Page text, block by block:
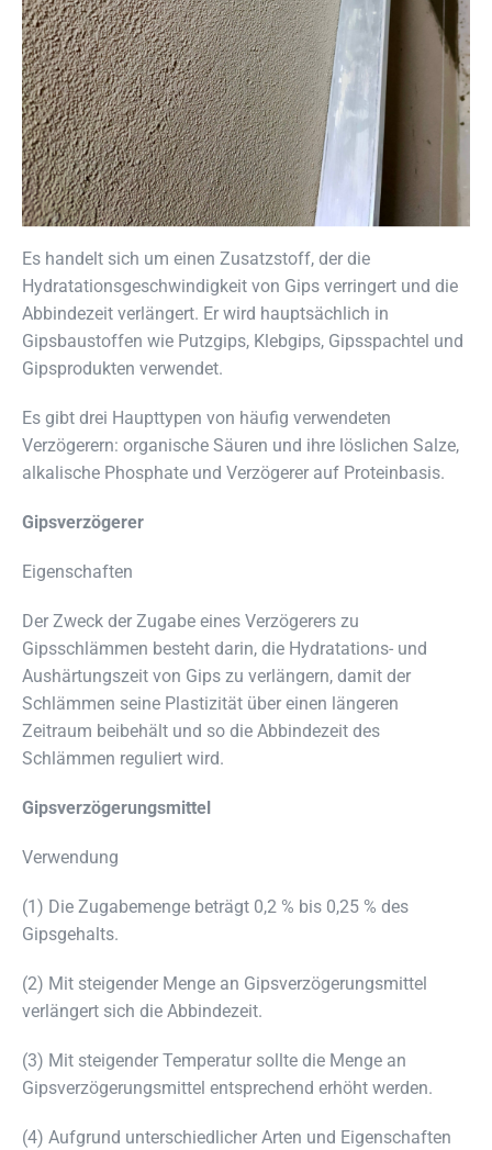
Es handelt sich um einen Zusatzstoff, der die
Hydratationsgeschwindigkeit von Gips verringert und die
Abbindezeit verlängert. Er wird hauptsächlich in
Gipsbaustoffen wie Putzgips, Klebgips, Gipsspachtel und
Gipsprodukten verwendet.
Es gibt drei Haupttypen von häufig verwendeten
Verzögerern: organische Säuren und ihre löslichen Salze,
alkalische Phosphate und Verzögerer auf Proteinbasis.
Gipsverzögerer
Eigenschaften
Der Zweck der Zugabe eines Verzögerers zu
Gipsschlämmen besteht darin, die Hydratations- und
Aushärtungszeit von Gips zu verlängern, damit der
Schlämmen seine Plastizität über einen längeren
Zeitraum beibehält und so die Abbindezeit des
Schlämmen reguliert wird.
Gipsverzögerungsmittel
Verwendung
(1) Die Zugabemenge beträgt 0,2 % bis 0,25 % des
Gipsgehalts.
(2) Mit steigender Menge an Gipsverzögerungsmittel
verlängert sich die Abbindezeit.
(3) Mit steigender Temperatur sollte die Menge an
Gipsverzögerungsmittel entsprechend erhöht werden.
(4) Aufgrund unterschiedlicher Arten und Eigenschaften